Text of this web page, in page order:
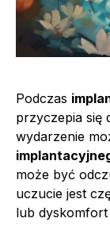
Podczas
przyczepia się
wydarzenie
może być
uczucie jest
lub